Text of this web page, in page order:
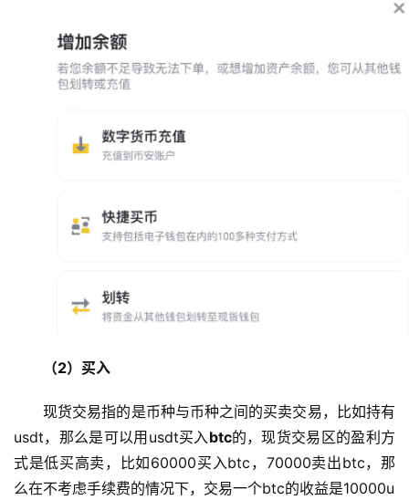
（2）买入
现货交易指的是币种与币种之间的买卖交易，比如持有
usdt，那么是可以用usdt买入btc的，现货交易区的盈利方
式是低买高卖，比如60000买入btc，70000卖出btc，那
么在不考虑手续费的情况下，交易一个btc的收益是10000u